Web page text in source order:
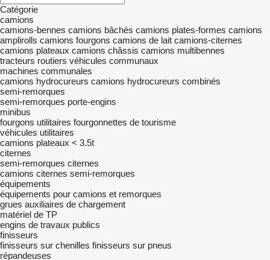
Catégorie
camions
camions-bennes camions bâchés camions plates-formes camions
amplirolls camions fourgons camions de lait camions-citernes
camions plateaux camions châssis camions multibennes
tracteurs routiers véhicules communaux
machines communales
camions hydrocureurs camions hydrocureurs combinés
semi-remorques
semi-remorques porte-engins
minibus
fourgons utilitaires fourgonnettes de tourisme
véhicules utilitaires
camions plateaux < 3.5t
citernes
semi-remorques citernes
camions citernes semi-remorques
équipements
équipements pour camions et remorques
grues auxiliaires de chargement
matériel de TP
engins de travaux publics
finisseurs
finisseurs sur chenilles finisseurs sur pneus
répandeuses